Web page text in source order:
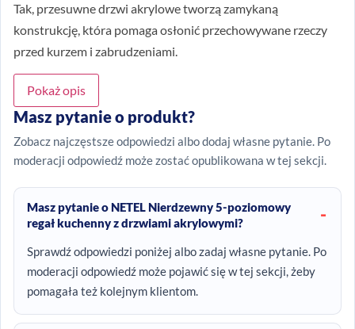
Tak, przesuwne drzwi akrylowe tworzą zamykaną
konstrukcję, która pomaga osłonić przechowywane rzeczy
przed kurzem i zabrudzeniami.
Pokaż opis
Masz pytanie o produkt?
Zobacz najczęstsze odpowiedzi albo dodaj własne pytanie. Po
moderacji odpowiedź może zostać opublikowana w tej sekcji.
Masz pytanie o NETEL Nierdzewny 5-poziomowy
regał kuchenny z drzwiami akrylowymi?
Sprawdź odpowiedzi poniżej albo zadaj własne pytanie. Po
moderacji odpowiedź może pojawić się w tej sekcji, żeby
pomagała też kolejnym klientom.